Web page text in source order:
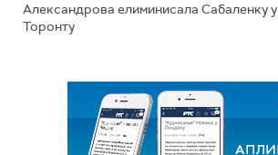
Александрова елиминисала Сабаленку у
Торонту